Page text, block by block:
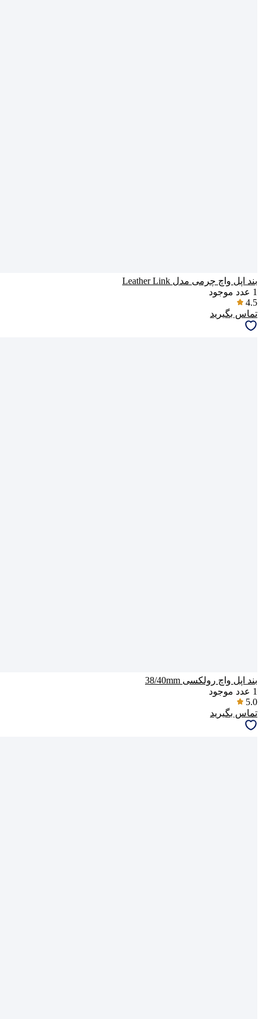
بند اپل واچ چرمی مدل Leather Link
1 عدد موجود
4.5
تماس بگیرید
بند اپل واچ رولکسی 38/40mm
1 عدد موجود
5.0
تماس بگیرید